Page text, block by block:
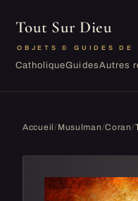
Tout Sur Dieu
OBJETS & GUIDES DE
CatholiqueGuidesAutres
Accueil/ Musulman/Coran/